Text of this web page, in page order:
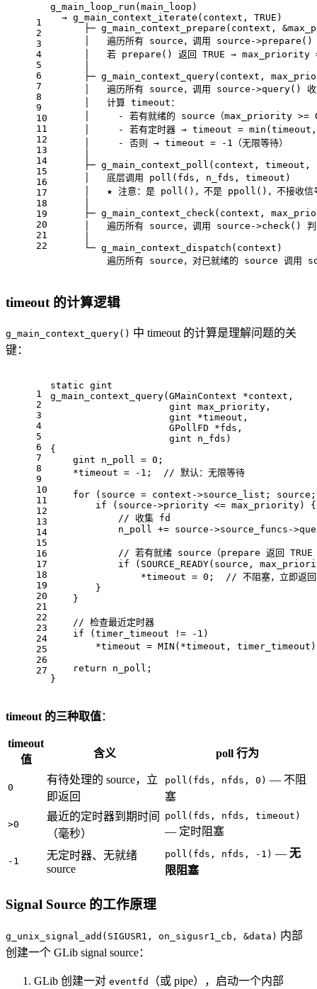
1
2
3
4
5
6
7
8
9
10
11
12
13
14
15
16
17
18
19
20
21
22
g_main_loop_run(main_loop)
→ g_main_context_iterate(context, TRUE)
├─ g_main_context_prepare(context,
      │   遍历所有 source，调用 source->prepare()
│   若 prepare() 返回 TRUE →
├─ g_main_context_query(context,
│   遍历所有 source，调用 source->query()
      │   计算 timeout：
│     - 若有就绪的 source（max_priority
│     - 若有定时器 → timeout = min(timeout,
      │     - 否则 → timeout = -1（无限等待）
├─ g_main_context_poll(context, timeout,
      │   底层调用 poll(fds, n_fds, timeout)
│   ★ 注意：是 poll()，不是 ppoll()，不接收信
├─ g_main_context_check(context,
│   遍历所有 source，调用 source->check() 判
      └─ g_main_context_dispatch(context)
遍历所有 source，对已就绪的 source 调用
timeout 的计算逻辑
g_main_context_query() 中 timeout 的计算是理解问题的关
键：
1
2
3
4
5
6
7
8
9
10
11
12
13
14
15
16
17
18
19
20
21
22
23
24
25
26
27
static gint
g_main_context_query(GMainContext *context,
                     gint max_priority,
                     gint *timeout,
                     GPollFD *fds,
                     gint n_fds)
{
    gint n_poll =
0 ;
    *timeout =
-1 ; // 默认：无限等待
for (source = context->source_list;
if (source->priority <= max_priority) {
// 收集 fd
n_poll += source->source_funcs-
// 若有就绪 source（prepare 返回
if (SOURCE_READY(source,
                *timeout =
0 ; // 不阻塞，立即返
        }
    }
// 检查最近定时器
if (timer_timeout != -1 )
*timeout = MIN(*timeout,
return n_poll;
}
timeout 的三种取值：
timeout
值
含义 poll 行为
0
有待处理的 source，立
即返回
poll(fds, nfds, 0) — 不阻
塞
>0
最近的定时器到期时间
（毫秒）
poll(fds, nfds, timeout)
— 定时阻塞
-1
无定时器、无就绪
source
poll(fds, nfds, -1) — 无
限阻塞
Signal Source 的工作原理
g_unix_signal_add(SIGUSR1, on_sigusr1_cb, &data) 内部
创建一个 GLib signal source：
GLib 创建一对 eventfd （或 pipe），启动一个内部